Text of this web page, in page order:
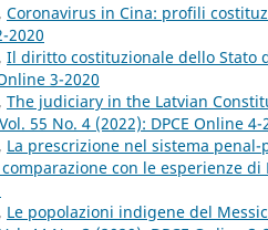
Coronavirus in Cina: profili
2020
Il diritto costituzionale dello Stato
3-2020
The judiciary in the Latvian
55 No. 4 (2022): DPCE Online 4-
La prescrizione nel sistema
con le esperienze di
Le popolazioni indigene del